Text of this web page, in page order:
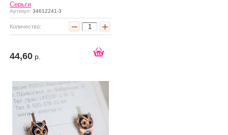
Серьги
Артикул: 34612241-3
Количество: − +
44,60 р.